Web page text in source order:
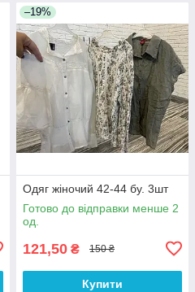
–19%
Одяг жіночий 42-44 бу. 3шт
Готово до відправки менше 2
од.
121,50 ₴ 150 ₴
Купити